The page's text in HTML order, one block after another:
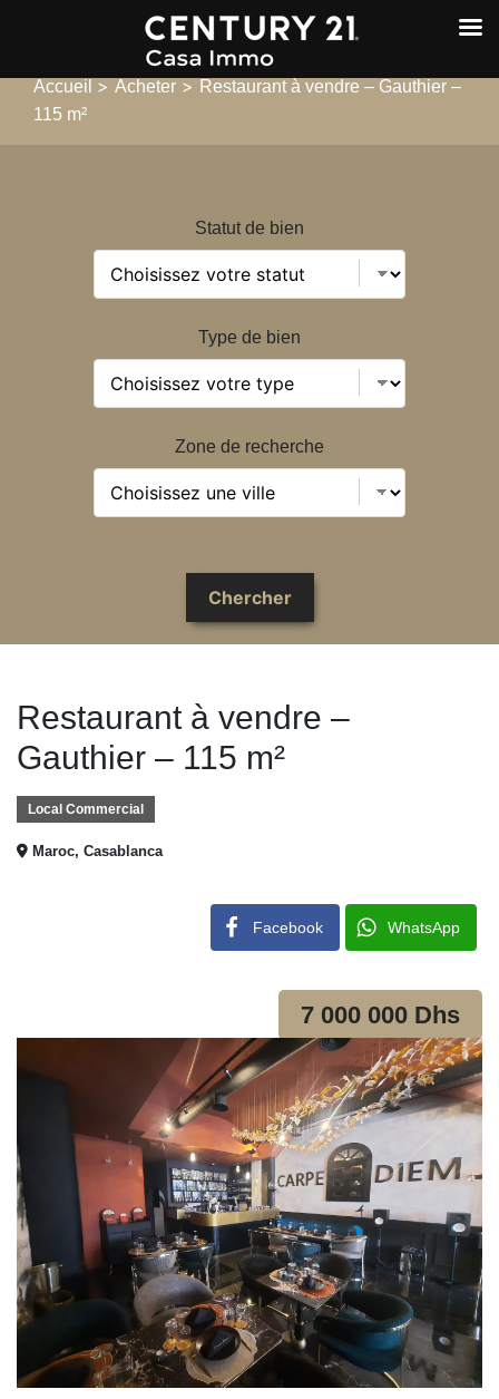
Accueil > Acheter > Restaurant à vendre – Gauthier –
115 m²
Statut de bien
Type de bien
Zone de recherche
Restaurant à vendre –
Gauthier – 115 m²
Local Commercial
Maroc, Casablanca
Facebook WhatsApp
7 000 000 Dhs